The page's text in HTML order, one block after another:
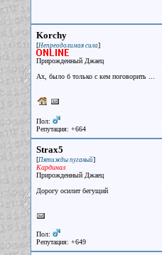
Korchy
[Непреодолимая сила]
Прирожденный Джаец
Ах, было б только с кем поговорить ...
Пол:
Репутация: +664
Strax5
[Пятижды пуганый]
Кардинал
Прирожденный Джаец
Дорогу осилит бегущий
Пол:
Репутация: +649